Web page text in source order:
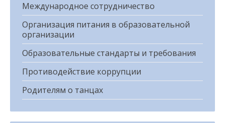
Международное сотрудничество
Организация питания в образовательной
организации
Образовательные стандарты и требования
Противодействие коррупции
Родителям о танцах